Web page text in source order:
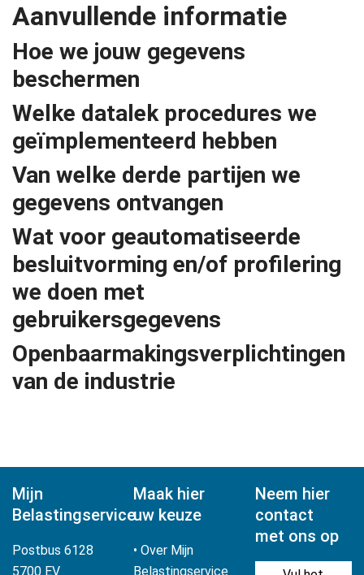
Aanvullende informatie
Hoe we jouw gegevens
beschermen
Welke datalek procedures we
geïmplementeerd hebben
Van welke derde partijen we
gegevens ontvangen
Wat voor geautomatiseerde
besluitvorming en/of profilering
we doen met
gebruikersgegevens
Openbaarmakingsverplichtingen
van de industrie
Mijn
Belastingservice
Postbus 6128
5700 EV
Maak hier
uw keuze
•Over Mijn
Belastingservice
Neem hier
contact
met ons op